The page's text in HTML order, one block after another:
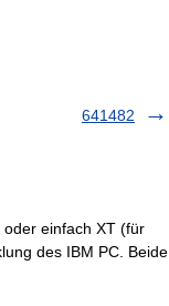
641482
einfach XT (für
des IBM PC. Beide